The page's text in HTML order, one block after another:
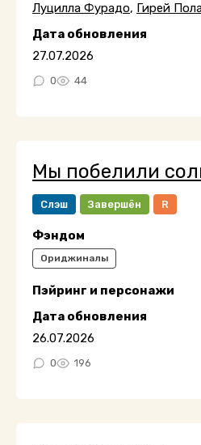
Луцилла Фурадо, Гирей
Дата обновления
27.07.2026
0 44
Мы побелили
Слэш Завершён R
Фэндом
Ориджиналы
Пэйринг и персонажи
Дата обновления
26.07.2026
0 196